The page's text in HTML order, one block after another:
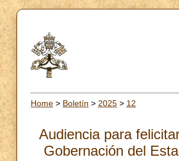
Home > Boletín > 2025 > 12
Audiencia para
Gobernación del